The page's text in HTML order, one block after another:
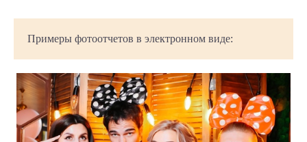
Примеры фотоотчетов в электронном виде: